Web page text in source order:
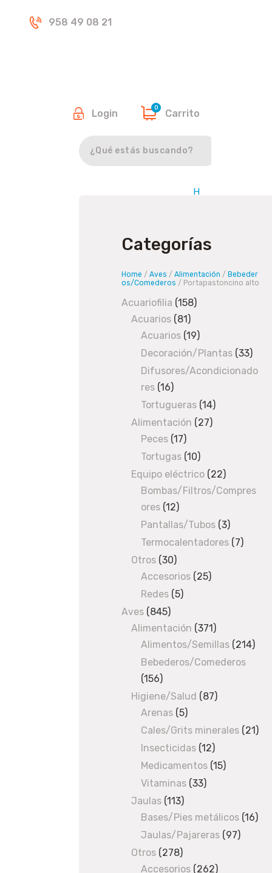
958 49 08 21
Login Carrito
0
Tienda
H
e
/A
e
s
m
e
t
a
i
ó
n
/B
b
e
e
/
C
o
e
o
s
/ Portapastoncino
Categorías
Home /Aves /Alimentación /Bebeder
os/Comederos / Portapastoncino alto
Acuariofilia 158158
Acuarios 8181
products
Acuarios 1919
products
Decoración/Plantas 3333
Difusores/Acondicionado
res 1616
products
Tortugueras 1414
Alimentación 2727
Peces 1717
products
Tortugas 1010
products
Equipo eléctrico 2222
products
Bombas/Filtros/Compres
ores 1212
products
Pantallas/Tubos 33
products
Termocalentadores 77
Otros 3030
products
Accesorios 2525
Redes 55
Aves 845845
products
Alimentación 371371
products
Alimentos/Semillas 214214
Bebederos/Comederos
156156
products
Higiene/Salud 8787
Arenas 55
products
Cales/Grits minerales 2121
Insecticidas 1212
products
Medicamentos 1515
Vitaminas 3333
Jaulas 113113
products
Bases/Pies metálicos 1616
Jaulas/Pajareras 9797
Otros 278278
products
Accesorios 262262